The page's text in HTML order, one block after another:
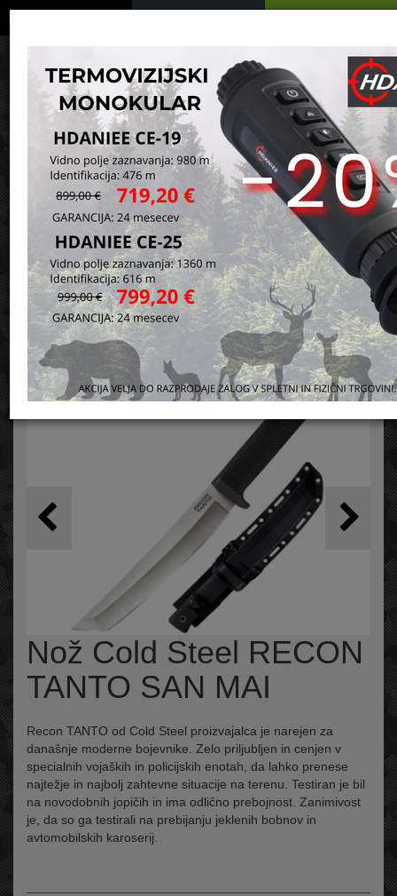
Vaša košarica je še prazna
Domov Noži in orodja Cold Steel
Nož Cold Steel RECON
TANTO SAN MAI
Recon TANTO od Cold Steel proizvajalca je narejen za
današnje moderne bojevnike. Zelo priljubljen in cenjen v
specialnih vojaških in policijskih enotah, da lahko prenese
najtežje in najbolj zahtevne situacije na terenu. Testiran je bil
na novodobnih jopičih in ima odlično prebojnost. Zanimivost
je, da so ga testirali na prebijanju jeklenih bobnov in
avtomobilskih karoserij.